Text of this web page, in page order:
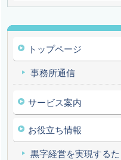
トップページ
事務所通信
サービス案内
お役立ち情報
黒字経営を実現するた